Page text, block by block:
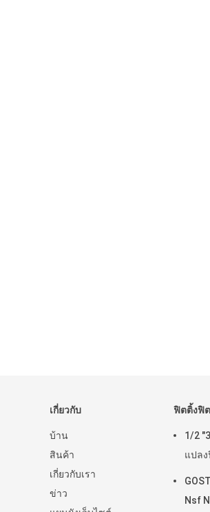
เกี่ยวกับ
บ้าน
สินค้า
เกี่ยวกับเรา
ข่าว
ฟิตติ้งฟิ
1/2
แปล
Nsf